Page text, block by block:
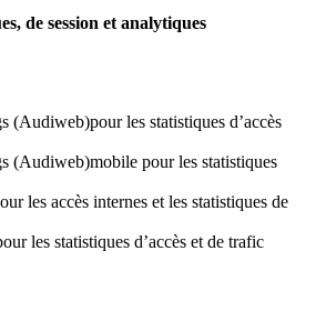
de session et analytiques
(Audiweb)pour les statistiques d’accès
(Audiweb)mobile pour les statistiques
les accès internes et les statistiques de
les statistiques d’accès et de trafic